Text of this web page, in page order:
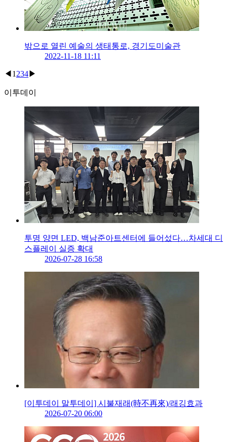
밖으로 열린 예술의 생태통로, 경기도미술관
2022-11-18 11:11
◀ 1 234▶
이투데이
투명 양면 LED, 백남준아트센터에 들어섰다…차세대 디
스플레이 실증 확대
2026-07-28 16:58
[이투데이 말투데이] 시불재래(時不再來)/래깅효과
2026-07-20 06:00